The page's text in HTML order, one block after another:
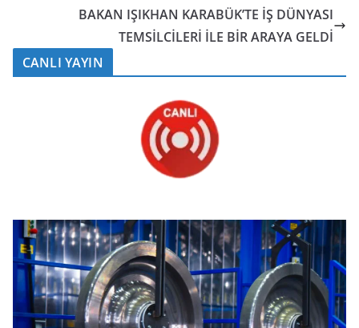
BAKAN IŞIKHAN KARABÜK’TE İŞ DÜNYASI
TEMSİLCİLERİ İLE BİR ARAYA GELDİ
CANLI YAYIN